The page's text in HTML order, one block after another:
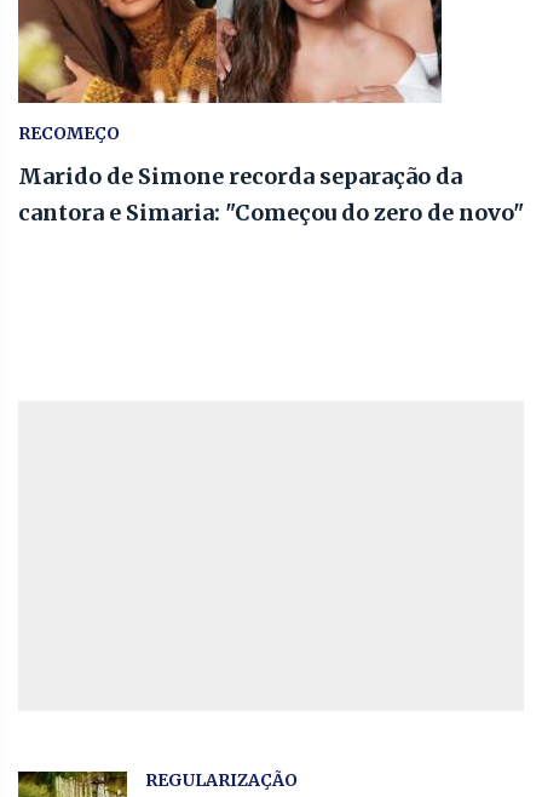
RECOMEÇO
Marido de Simone recorda separação da
cantora e Simaria: "Começou do zero de novo"
REGULARIZAÇÃO